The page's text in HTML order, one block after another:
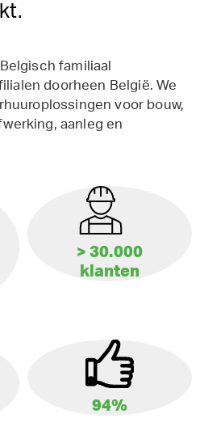
familiaal
doorheen België. We
voor bouw,
aanleg en
> 30.000
klanten
94%